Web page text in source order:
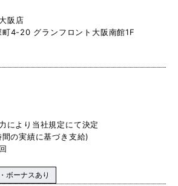
阪店
町4-20 グランフロント大阪南館1F
により当社規定にて決定
の実績に基づき支給)
ボーナスあり